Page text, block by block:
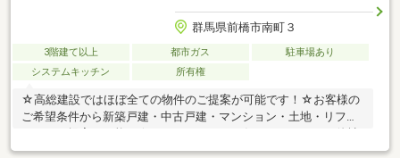
群馬県前橋市南町３
3階建て以上 都市ガス
駐車場あり
システムキッチン
所有権
☆高総建設ではほぼ全ての物件のご提案が可能です！☆お客様の
ご希望条件から新築戸建・中古戸建・マンション・土地・リフォ
で住宅ローンの融資を断られた・カードや車の既存ローンがあ